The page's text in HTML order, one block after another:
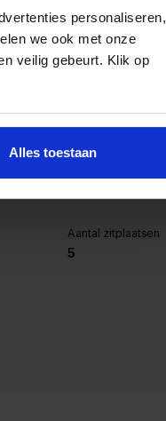
personaliseren,
we ook met onze
veilig gebeurt. Klik op
Alles toestaan
Vermogen
Aantal zitplaatsen
5